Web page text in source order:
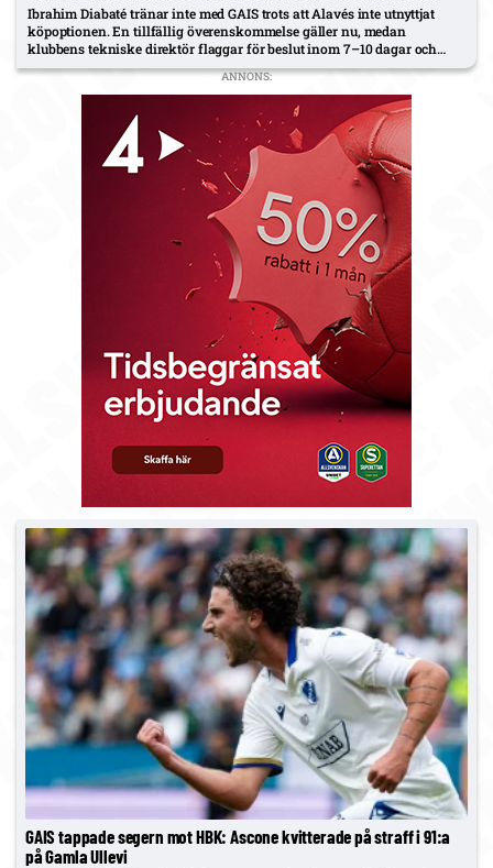
dagar
Ibrahim Diabaté tränar inte med GAIS trots att Alavés inte utnyttjat
köpoptionen. En tillfällig överenskommelse gäller nu, medan
klubbens tekniske direktör flaggar för beslut inom 7–10 dagar och
inga konkreta bud på bordet.
ANNONS:
GAIS tappade segern mot HBK: Ascone kvitterade på straff i 91:a
på Gamla Ullevi